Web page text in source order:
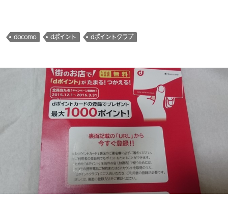
docomo dポイント dポイントクラブ